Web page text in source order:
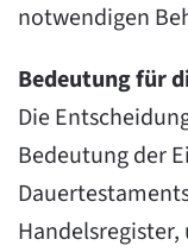
notwendigen
Bedeutung für
Die
Bedeutung der